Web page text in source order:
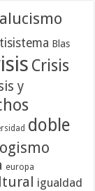
Blas
Crisis
y
doble
europa
igualdad